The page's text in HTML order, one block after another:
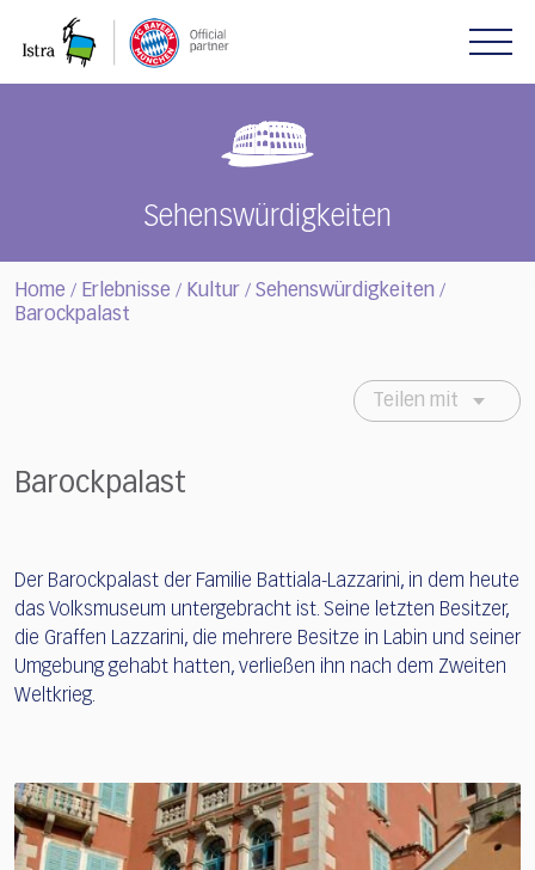
note:
Sehenswürdigkeiten
Home / Erlebnisse / Kultur / Sehenswürdigkeiten /
Barockpalast
Teilen mit
Barockpalast
Der Barockpalast der Familie Battiala-Lazzarini, in dem heute
das Volksmuseum untergebracht ist. Seine letzten Besitzer,
die Graffen Lazzarini, die mehrere Besitze in Labin und seiner
Umgebung gehabt hatten, verließen ihn nach dem Zweiten
Weltkrieg.